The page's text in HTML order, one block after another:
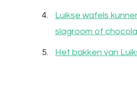
Luikse wafels
slagroom of
Het bakken van